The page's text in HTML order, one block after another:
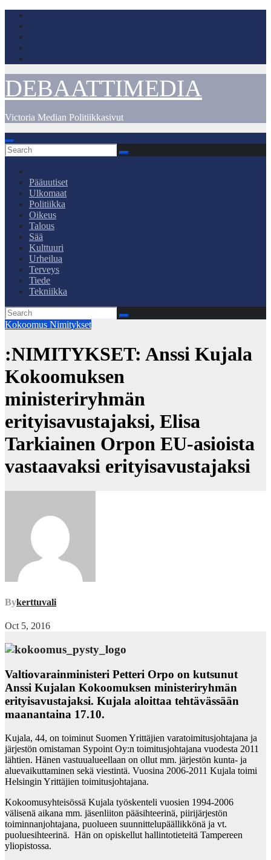
Skip
content
DEBAATTIMEDIA
Victoria Median Politiikkasivut
Pääuutiset
Ulkomaat
Politiikka
Oikeus
Talous
Sää
Kulttuuri
Urheilua
Terveys
Tiede
Tekniikka
Kokoomus Nimitykset
:NIMITYKSET: Anssi Kujala
Kokoomuksen
ministeriryhmän
erityisavustajaksi, Elisa
Tarkiainen Orpon EU-asioista
vastaavaksi erityisavustajaksi
Bykerttuvali
Oct 5, 2016
Valtiovarainministeri Petteri Orpo on kutsunut
Anssi Kujalan Kokoomuksen ministeriryhmän
erityisavustajaksi. Kujala aloittaa tehtävässään
maanantaina 17.10.
Kujala, 44, on toiminut Suomen Yrittäjien varatoimitusjohtajana ja
järjestön omistaman Sypoint Oy:n toimitusjohtajana vuodesta 2011
lähtien. Hänen vastuualueellaan on ollut mm. järjestön kunta- ja
aluevaikuttaminen sekä viestintä. Vuosina 2006-2011 Kujala toimi
Helsingin Yrittäjien toimitusjohtajana.
Kokoomusyhteisössä Kujala työskenteli vuosien 1994-2006
välisenä aikana mm. jäsenliiton pääsihteerinä, piirijärjestön
toiminnanjohtajana, puolueen suunnittelupäällikkönä ja vt.
puoluesihteerinä. Hän on opiskellut hallintotieteitä Tampereen
yliopistossa.